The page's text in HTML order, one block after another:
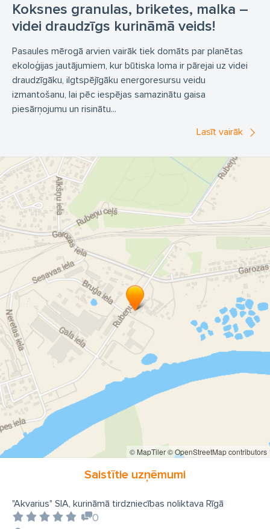
Koksnes granulas, briketes, malka –
videi draudzīgs kurināmā veids!
Pasaules mērogā arvien vairāk tiek domāts par planētas
ekoloģijas jautājumiem, kur būtiska loma ir pārejai uz videi
draudzīgāku, ilgtspējīgāku energoresursu veidu
izmantošanu, lai pēc iespējas samazinātu gaisa
piesārņojumu un risinātu...
Lasīt vairāk
© MapTiler© OpenStreetMap contributors
Saistītie uzņēmumi
"Akvarius" SIA, kurināmā tirdzniecības noliktava Rīgā
0